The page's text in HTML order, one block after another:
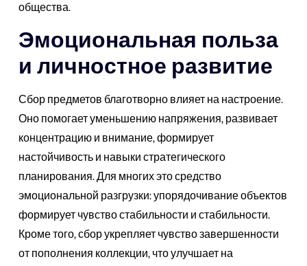
общества.
Эмоциональная польза
и личностное развитие
Сбор предметов благотворно влияет на настроение.
Оно помогает уменьшению напряжения, развивает
концентрацию и внимание, формирует
настойчивость и навыки стратегического
планирования. Для многих это средство
эмоциональной разгрузки: упорядочивание объектов
формирует чувство стабильности и стабильности.
Кроме того, сбор укрепляет чувство завершенности
от пополнения коллекции, что улучшает на